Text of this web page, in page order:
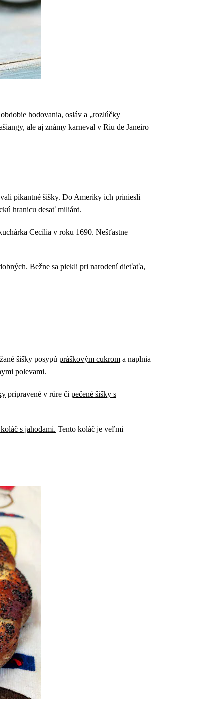
hodovania, osláv a „rozlúčky
ale aj známy karneval v Riu de Janeiro
pikantné šišky. Do Ameriky ich priniesli
hranicu desať miliárd.
Cecília v roku 1690. Nešťastne
Bežne sa piekli pri narodení dieťaťa,
šišky posypú práškovým cukrom a naplnia
polevami.
pripravené v rúre či pečené šišky s
s jahodami. Tento koláč je veľmi